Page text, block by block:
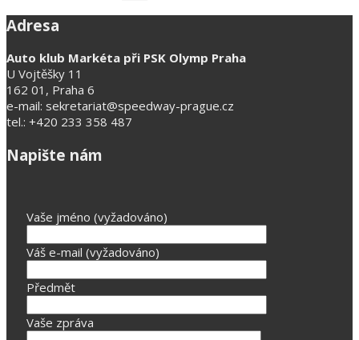
Adresa
Auto klub Markéta při PSK Olymp Praha
U Vojtěšky 11
162 01, Praha 6
e-mail: sekretariat@speedway-prague.cz
tel.: +420 233 358 487
Napište nám
Vaše jméno (vyžadováno)
Váš e-mail (vyžadováno)
Předmět
Vaše zpráva